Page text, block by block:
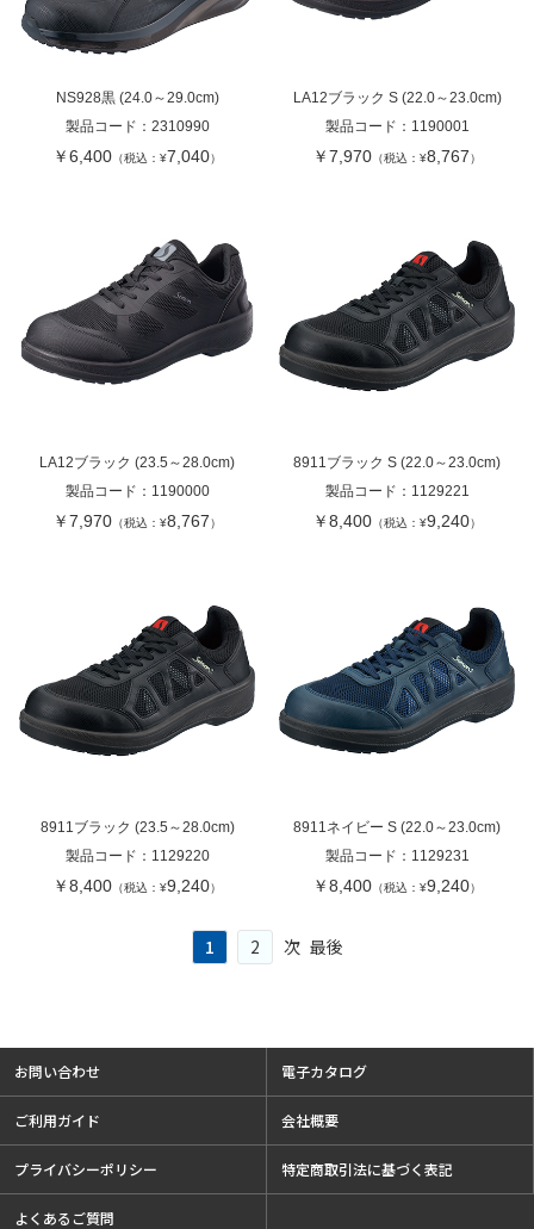
NS928黒 (24.0～29.0cm)
製品コード： 2310990
￥6,400 （税込：¥7,040）
LA12ブラック S (22.0～23.0cm)
製品コード： 1190001
￥7,970 （税込：¥8,767）
LA12ブラック (23.5～28.0cm)
製品コード： 1190000
￥7,970 （税込：¥8,767）
8911ブラック S (22.0～23.0cm)
製品コード： 1129221
￥8,400 （税込：¥9,240）
8911ブラック (23.5～28.0cm)
製品コード： 1129220
￥8,400 （税込：¥9,240）
8911ネイビー S (22.0～23.0cm)
製品コード： 1129231
￥8,400 （税込：¥9,240）
1 2 次 最後
お問い合わせ 電子カタログ
ご利用ガイド 会社概要
プライバシーポリシー 特定商取引法に基づく表記
よくあるご質問